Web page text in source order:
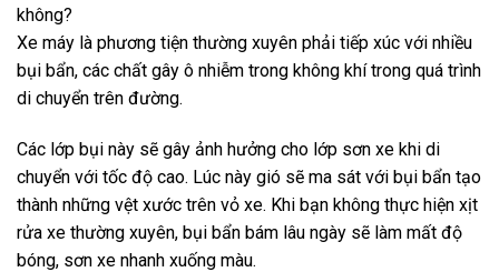
không?
Xe máy là phương tiện thường xuyên phải tiếp xúc với nhiều
bụi bẩn, các chất gây ô nhiễm trong không khí trong quá trình
di chuyển trên đường.
Các lớp bụi này sẽ gây ảnh hưởng cho lớp sơn xe khi di
chuyển với tốc độ cao. Lúc này gió sẽ ma sát với bụi bẩn tạo
thành những vệt xước trên vỏ xe. Khi bạn không thực hiện xịt
rửa xe thường xuyên, bụi bẩn bám lâu ngày sẽ làm mất độ
bóng, sơn xe nhanh xuống màu.